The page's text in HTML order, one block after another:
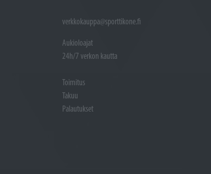
verkkokauppa@sporttikone.fi
Aukioloajat
24h/7 verkon kautta
Toimitus
Takuu
Palautukset